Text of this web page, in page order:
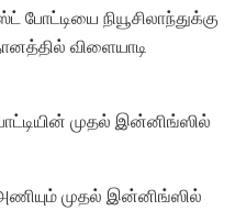
நியூசிலாந்துக்கு
விளையாடி
முதல் இன்னிங்ஸில்
முதல் இன்னிங்ஸில்